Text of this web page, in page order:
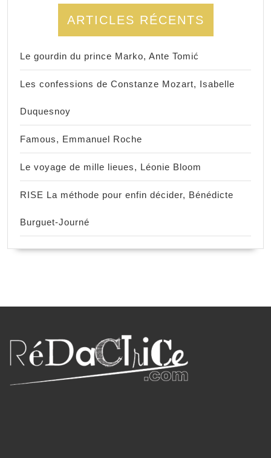
ARTICLES RÉCENTS
Le gourdin du prince Marko, Ante Tomić
Les confessions de Constanze Mozart, Isabelle
Duquesnoy
Famous, Emmanuel Roche
Le voyage de mille lieues, Léonie Bloom
RISE La méthode pour enfin décider, Bénédicte
Burguet-Journé